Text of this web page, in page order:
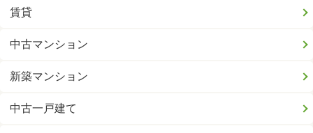
賃貸
中古マンション
新築マンション
中古一戸建て